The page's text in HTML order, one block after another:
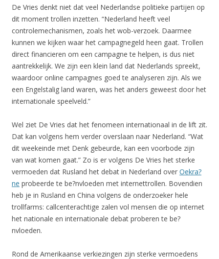
De Vries denkt niet dat veel Nederlandse politieke partijen op
dit moment trollen inzetten. “Nederland heeft veel
controlemechanismen, zoals het wob-verzoek. Daarmee
kunnen we kijken waar het campagnegeld heen gaat. Trollen
direct financieren om een campagne te helpen, is dus niet
aantrekkelijk. We zijn een klein land dat Nederlands spreekt,
waardoor online campagnes goed te analyseren zijn. Als we
een Engelstalig land waren, was het anders geweest door het
internationale speelveld.”
Wel ziet De Vries dat het fenomeen internationaal in de lift zit.
Dat kan volgens hem verder overslaan naar Nederland. “Wat
dit weekeinde met Denk gebeurde, kan een voorbode zijn
van wat komen gaat.” Zo is er volgens De Vries het sterke
vermoeden dat Rusland het debat in Nederland over Oekra?
ne probeerde te be?nvloeden met internettrollen. Bovendien
heb je in Rusland en China volgens de onderzoeker hele
trollfarms: callcenterachtige zalen vol mensen die op internet
het nationale en internationale debat proberen te be?
nvloeden.
Rond de Amerikaanse verkiezingen zijn sterke vermoedens